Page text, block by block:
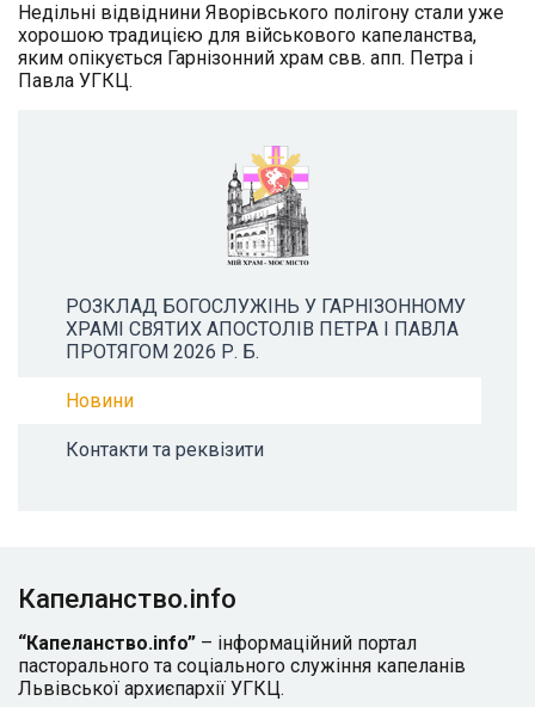
Недільні відвіднини Яворівського полігону стали уже
хорошою традицією для військового капеланства,
яким опікується Гарнізонний храм свв. апп. Петра і
Павла УГКЦ.
РОЗКЛАД БОГОСЛУЖІНЬ У ГАРНІЗОННОМУ
ХРАМІ СВЯТИХ АПОСТОЛІВ ПЕТРА І ПАВЛА
ПРОТЯГОМ 2026 Р. Б.
Новини
Контакти та реквізити
Капеланство.info
“Капеланство.info” – інформаційний портал
пасторального та соціального служіння капеланів
Львівської архиєпархії УГКЦ.